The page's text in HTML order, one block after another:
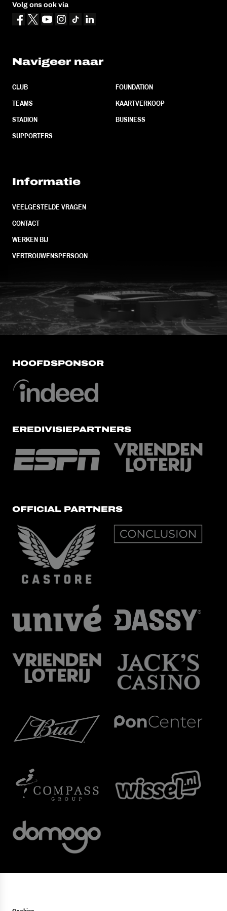
Volg ons ook via
Navigeer naar
CLUB
TEAMS
STADION
SUPPORTERS
FOUNDATION
KAARTVERKOOP
BUSINESS
Informatie
VEELGESTELDE VRAGEN
CONTACT
WERKEN BIJ
VERTROUWENSPERSOON
FC Utrecht<br>vanuit<br>het
HOOFDSPONSOR
EREDIVISIEPARTNERS
OFFICIAL PARTNERS